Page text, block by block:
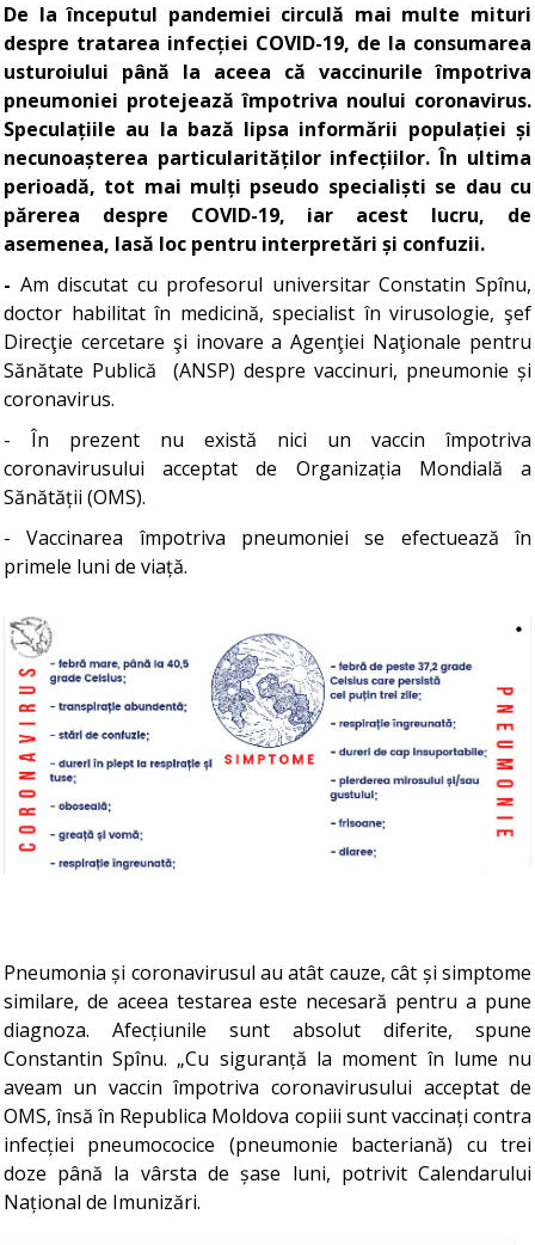
De la începutul pandemiei circulă mai multe mituri
despre tratarea infecției COVID-19, de la consumarea
usturoiului până la aceea că vaccinurile împotriva
pneumoniei protejează împotriva noului coronavirus.
Speculațiile au la bază lipsa informării populației și
necunoașterea particularităților infecțiilor. În ultima
perioadă, tot mai mulți pseudo specialiști se dau cu
părerea despre COVID-19, iar acest lucru, de
asemenea, lasă loc pentru interpretări și confuzii.
- Am discutat cu profesorul universitar Constatin Spînu,
doctor habilitat în medicină, specialist în virusologie, şef
Direcţie cercetare şi inovare a Agenţiei Naţionale pentru
Sănătate Publică (ANSP) despre vaccinuri, pneumonie și
coronavirus.
- În prezent nu există nici un vaccin împotriva
coronavirusului acceptat de Organizația Mondială a
Sănătății (OMS).
- Vaccinarea împotriva pneumoniei se efectuează în
primele luni de viață.
Pneumonia și coronavirusul au atât cauze, cât și simptome
similare, de aceea testarea este necesară pentru a pune
diagnoza. Afecțiunile sunt absolut diferite, spune
Constantin Spînu. „Cu siguranță la moment în lume nu
aveam un vaccin împotriva coronavirusului acceptat de
OMS, însă în Republica Moldova copiii sunt vaccinați contra
infecției pneumococice (pneumonie bacteriană) cu trei
doze până la vârsta de șase luni, potrivit Calendarului
Național de Imunizări.